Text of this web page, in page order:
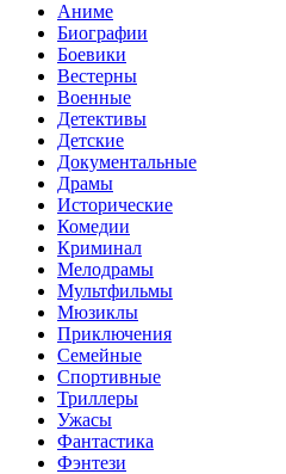
Аниме
Биографии
Боевики
Вестерны
Военные
Детективы
Детские
Документальные
Драмы
Исторические
Комедии
Криминал
Мелодрамы
Мультфильмы
Мюзиклы
Приключения
Семейные
Спортивные
Триллеры
Ужасы
Фантастика
Фэнтези